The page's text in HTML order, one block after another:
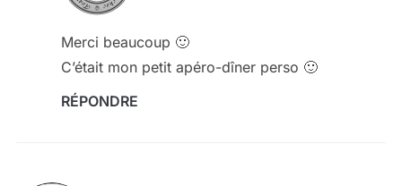
Merci beaucoup 🙂
C’était mon petit apéro-dîner perso 🙂
RÉPONDRE